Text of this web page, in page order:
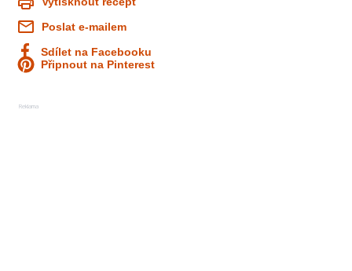
Poslat e-mailem
Sdílet na Facebooku
Připnout na Pinterest
Reklama